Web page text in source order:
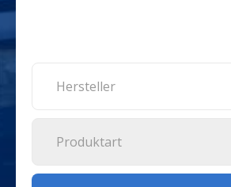
Hersteller
Produktart